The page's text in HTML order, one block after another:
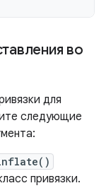
во
для
следующие
привязки.